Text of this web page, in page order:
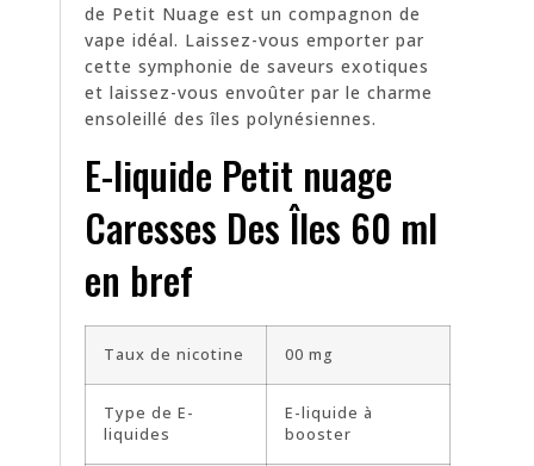
de Petit Nuage est un compagnon de
vape idéal. Laissez-vous emporter par
cette symphonie de saveurs exotiques
et laissez-vous envoûter par le charme
ensoleillé des îles polynésiennes.
E-liquide Petit nuage
Caresses Des Îles 60 ml
en bref
Taux de nicotine 00 mg
Type de E-
liquides
E-liquide à
booster